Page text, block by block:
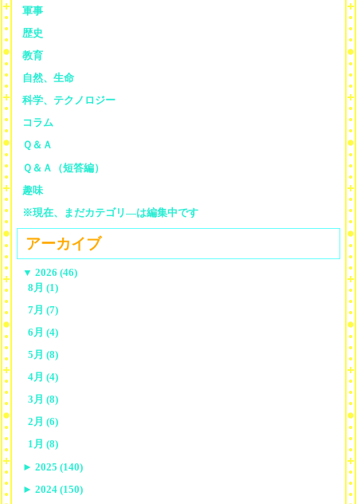
軍事
歴史
教育
自然、生命
科学、テクノロジー
コラム
Ｑ＆Ａ
Ｑ＆Ａ（短答編）
趣味
※現在、まだカテゴリ—は編集中です
アーカイブ
▼ 2026 (46)
8月 (1)
7月 (7)
6月 (4)
5月 (8)
4月 (4)
3月 (8)
2月 (6)
1月 (8)
► 2025 (140)
► 2024 (150)